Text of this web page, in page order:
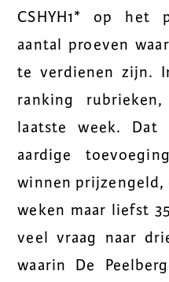
CSHYH1* op het
aantal proeven
te verdienen zijn.
ranking
laatste week. Dat
aardige
winnen prijzengeld,
weken maar liefst
veel vraag naar
waarin De